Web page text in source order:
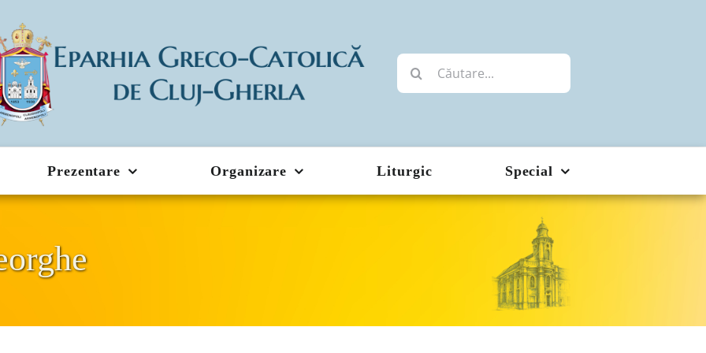
Cautare...
Prezentare Organizare Liturgic Special